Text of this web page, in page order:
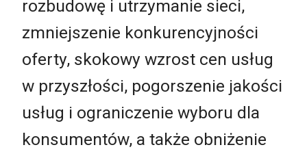
rozbudowę i utrzymanie sieci,
zmniejszenie konkurencyjności
oferty, skokowy wzrost cen usług
w przyszłości, pogorszenie jakości
usług i ograniczenie wyboru dla
konsumentów, a także obniżenie